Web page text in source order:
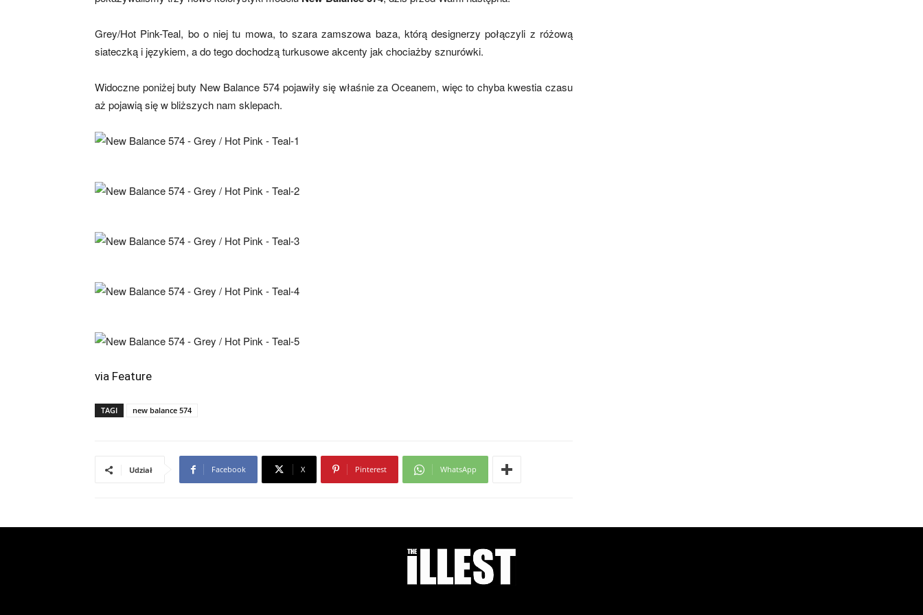
Grey/Hot Pink-Teal, bo o niej tu mowa, to szara zamszowa baza, którą designerzy połączyli z różową
siateczką i językiem, a do tego dochodzą turkusowe akcenty jak chociażby sznurówki.
Widoczne poniżej buty New Balance 574 pojawiły się właśnie za Oceanem, więc to chyba kwestia czasu
aż pojawią się w bliższych nam sklepach.
via Feature
TAGI new balance 574
Udział Facebook X Pinterest WhatsApp